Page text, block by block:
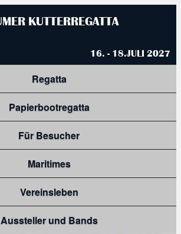
KUTTERREGATTA
16. - 18.JULI 2027
Regatta
Papierbootregatta
Für Besucher
Maritimes
Vereinsleben
Aussteller und Bands